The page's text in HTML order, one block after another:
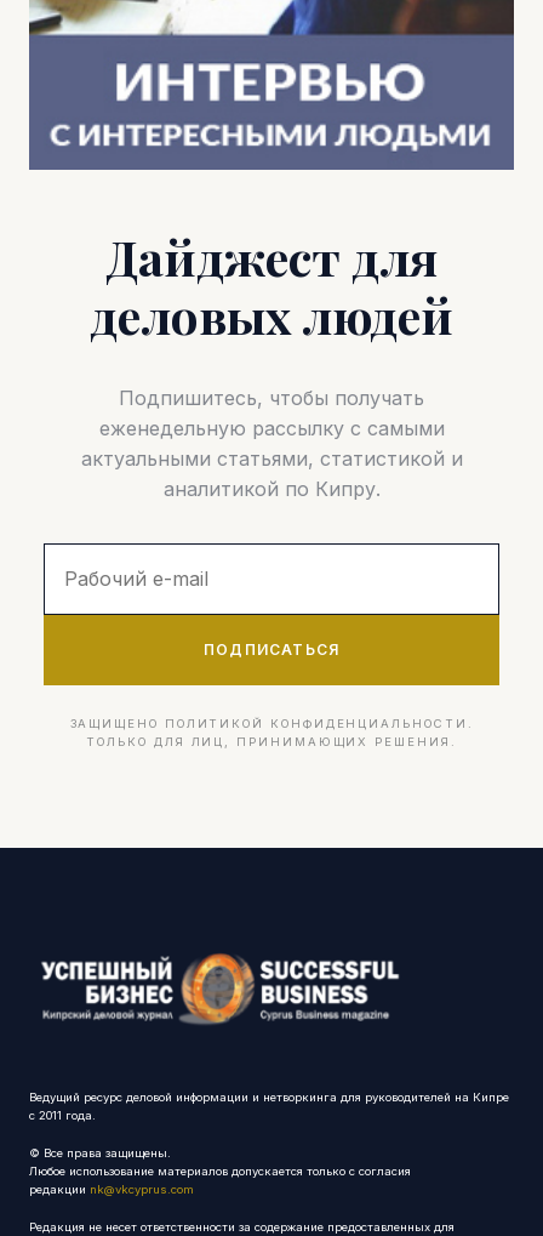
Дайджест для
деловых людей
Подпишитесь, чтобы получать
еженедельную рассылку с самыми
актуальными статьями, статистикой и
аналитикой по Кипру.
ПОДПИСАТЬСЯ
ЗАЩИЩЕНО ПОЛИТИКОЙ КОНФИДЕНЦИАЛЬНОСТИ.
ТОЛЬКО ДЛЯ ЛИЦ, ПРИНИМАЮЩИХ РЕШЕНИЯ.
Ведущий ресурс деловой информации и нетворкинга для руководителей на Кипре
с 2011 года.
© Все права защищены.
Любое использование материалов допускается только с согласия
редакции nk@vkcyprus.com
Редакция не несет ответственности за содержание предоставленных для